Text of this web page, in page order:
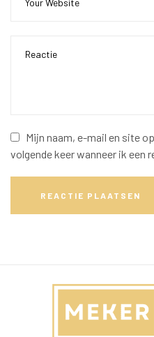
Mijn naam, e-mail en site
volgende keer wanneer ik een
REACTIE PLAATSEN